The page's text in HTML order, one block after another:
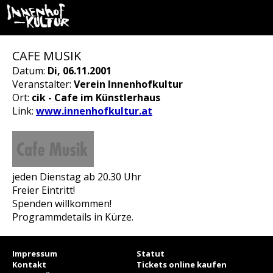
CAFE MUSIK
Datum: Di, 06.11.2001
Veranstalter: Verein Innenhofkultur
Ort: cik - Cafe im Künstlerhaus
Link: www.innenhofkultur.at
jeden Dienstag ab 20.30 Uhr
Freier Eintritt!
Spenden willkommen!
Programmdetails in Kürze.
Impressum
Statut
Kontakt
Tickets online kaufen